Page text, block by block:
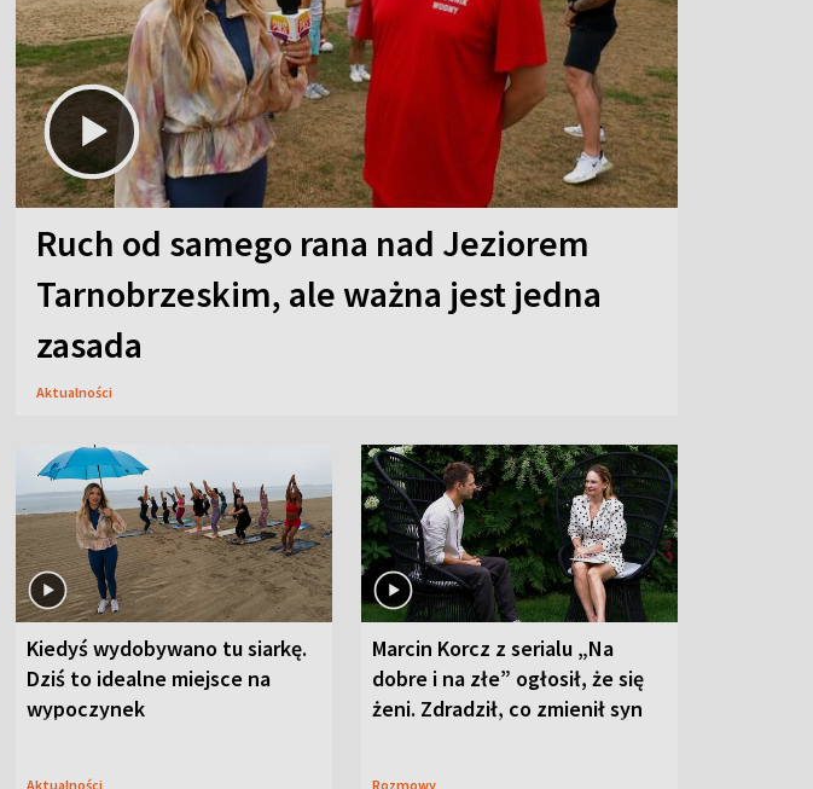
Ruch od samego rana nad Jeziorem
Tarnobrzeskim, ale ważna jest jedna
zasada
Aktualności
Kiedyś wydobywano tu siarkę.
Dziś to idealne miejsce na
wypoczynek
Aktualności
Marcin Korcz z serialu „Na
dobre i na złe” ogłosił, że się
żeni. Zdradził, co zmienił syn
Rozmowy